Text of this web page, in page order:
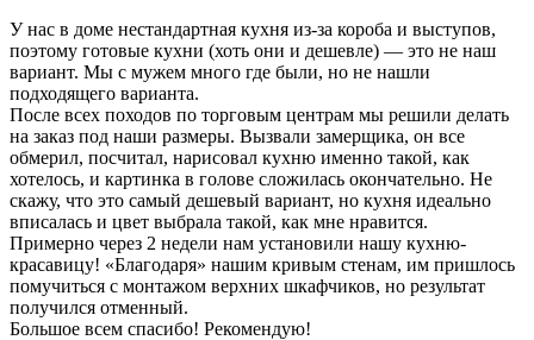
У нас в доме нестандартная кухня из-за короба и выступов,
поэтому готовые кухни (хоть они и дешевле) — это не наш
вариант. Мы с мужем много где были, но не нашли
подходящего варианта.
После всех походов по торговым центрам мы решили делать
на заказ под наши размеры. Вызвали замерщика, он все
обмерил, посчитал, нарисовал кухню именно такой, как
хотелось, и картинка в голове сложилась окончательно. Не
скажу, что это самый дешевый вариант, но кухня идеально
вписалась и цвет выбрала такой, как мне нравится.
Примерно через 2 недели нам установили нашу кухню-
красавицу! «Благодаря» нашим кривым стенам, им пришлось
помучиться с монтажом верхних шкафчиков, но результат
получился отменный.
Большое всем спасибо! Рекомендую!